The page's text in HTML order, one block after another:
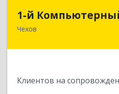
1-й
Чехов
Клиентов на
1-й
142306, Московская обл,